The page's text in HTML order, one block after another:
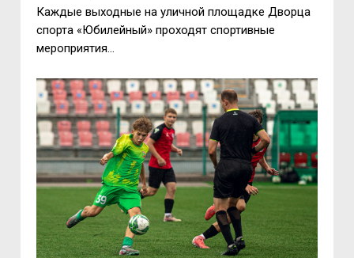
Каждые выходные на уличной площадке Дворца
спорта «Юбилейный» проходят спортивные
мероприятия...